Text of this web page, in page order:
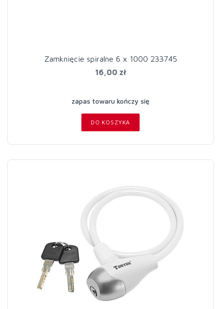
Zamknięcie spiralne 6 x 1000 233745
16,00 zł
zapas towaru kończy się
DO KOSZYKA